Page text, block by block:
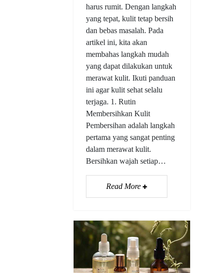
harus rumit. Dengan langkah
yang tepat, kulit tetap bersih
dan bebas masalah. Pada
artikel ini, kita akan
membahas langkah mudah
yang dapat dilakukan untuk
merawat kulit. Ikuti panduan
ini agar kulit sehat selalu
terjaga. 1. Rutin
Membersihkan Kulit
Pembersihan adalah langkah
pertama yang sangat penting
dalam merawat kulit.
Bersihkan wajah setiap…
Read More